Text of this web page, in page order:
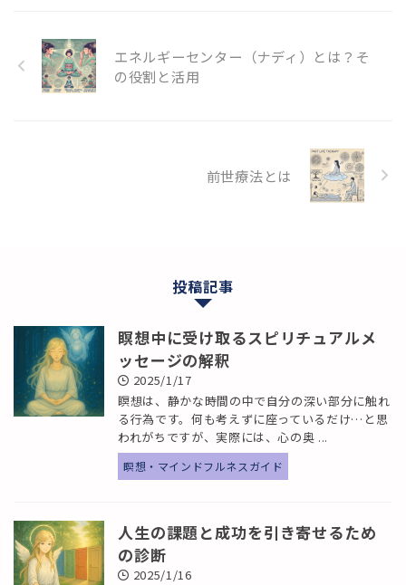
エネルギーセンター（ナディ）とは？そ
の役割と活用
前世療法とは
投稿記事
瞑想中に受け取るスピリチュアルメ
ッセージの解釈
2025/1/17
瞑想は、静かな時間の中で自分の深い部分に触れ
る行為です。何も考えずに座っているだけ…と思
われがちですが、実際には、心の奥 ...
瞑想・マインドフルネスガイド
人生の課題と成功を引き寄せるため
の診断
2025/1/16